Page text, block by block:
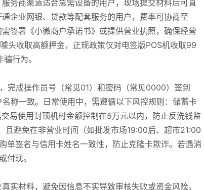
务商渠道适合急需设备的用户，现场提交材料后可直
企业网银、贷款等配套服务的用户，费率可协商至
签署《小微商户承诺书》或提供营业执照，确保经营
头收取高额押金，正规政策仅对电签版POS机收取99
行为。
完成操作员号（常见01）和密码（常见0000）签到
称一致。日常使用中，需遵循以下风控规则：储蓄卡
易使用封顶机时金额控制在5万元以内，防止反洗钱监
且避免在非营业时间（如批发市场19:00后、超市21:00
单签名与信用卡姓名一致性，防止克隆卡欺诈。若遇消
付现。
实材料，避免因信息不实导致审核失败或资金风险。